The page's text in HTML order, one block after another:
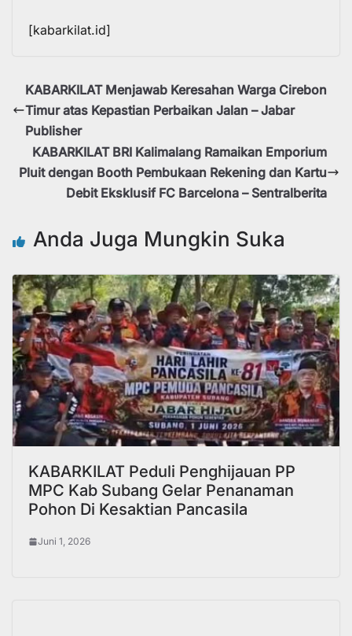
[kabarkilat.id]
KABARKILAT Menjawab Keresahan Warga Cirebon
Timur atas Kepastian Perbaikan Jalan – Jabar
Publisher
KABARKILAT BRI Kalimalang Ramaikan Emporium
Pluit dengan Booth Pembukaan Rekening dan Kartu
Debit Eksklusif FC Barcelona – Sentralberita
Anda Juga Mungkin Suka
KABARKILAT Peduli Penghijauan PP
MPC Kab Subang Gelar Penanaman
Pohon Di Kesaktian Pancasila
Juni 1, 2026